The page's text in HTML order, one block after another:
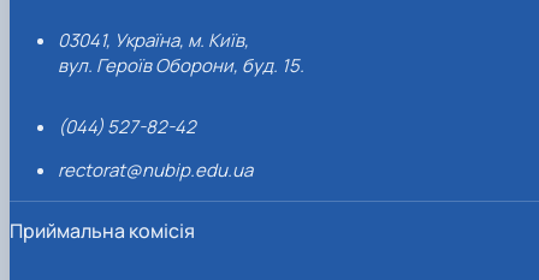
03041, Україна, м. Київ,
вул. Героїв Оборони, буд. 15.
(044) 527-82-42
rectorat@nubip.edu.ua
Приймальна комісія